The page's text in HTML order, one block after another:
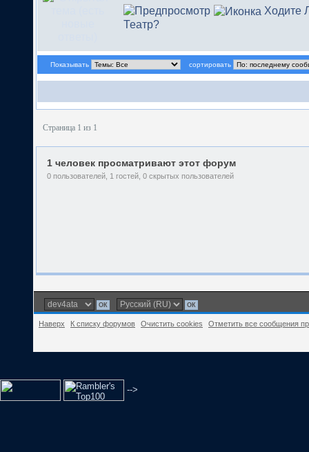
Ходите
Театр?
Показывать сортировать
Страница 1 из 1
1 человек просматривают этот форум
0 пользователей, 1 гостей, 0 скрытых пользователей
Наверх К списку форумов Очистить cookies Отметить все сообщения
-->